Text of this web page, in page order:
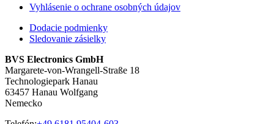
Vyhlásenie o ochrane osobných údajov
Dodacie podmienky
Sledovanie zásielky
BVS Electronics GmbH
Margarete-von-Wrangell-Straße 18
Technologiepark Hanau
63457 Hanau Wolfgang
Nemecko